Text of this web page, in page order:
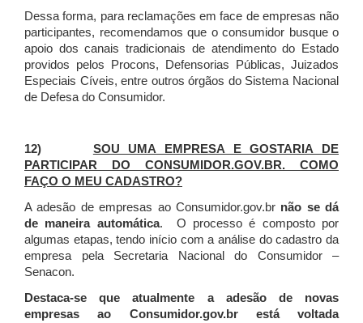
Dessa forma, para reclamações em face de empresas não
participantes, recomendamos que o consumidor busque o
apoio dos canais tradicionais de atendimento do Estado
providos pelos Procons, Defensorias Públicas, Juizados
Especiais Cíveis, entre outros órgãos do Sistema Nacional
de Defesa do Consumidor.
12) SOU UMA EMPRESA E GOSTARIA DE
PARTICIPAR DO CONSUMIDOR.GOV.BR. COMO
FAÇO O MEU CADASTRO?
A adesão de empresas ao Consumidor.gov.br não se dá
de maneira automática. O processo é composto por
algumas etapas, tendo início com a análise do cadastro da
empresa pela Secretaria Nacional do Consumidor –
Senacon.
Destaca-se que atualmente a adesão de novas
empresas ao Consumidor.gov.br está voltada